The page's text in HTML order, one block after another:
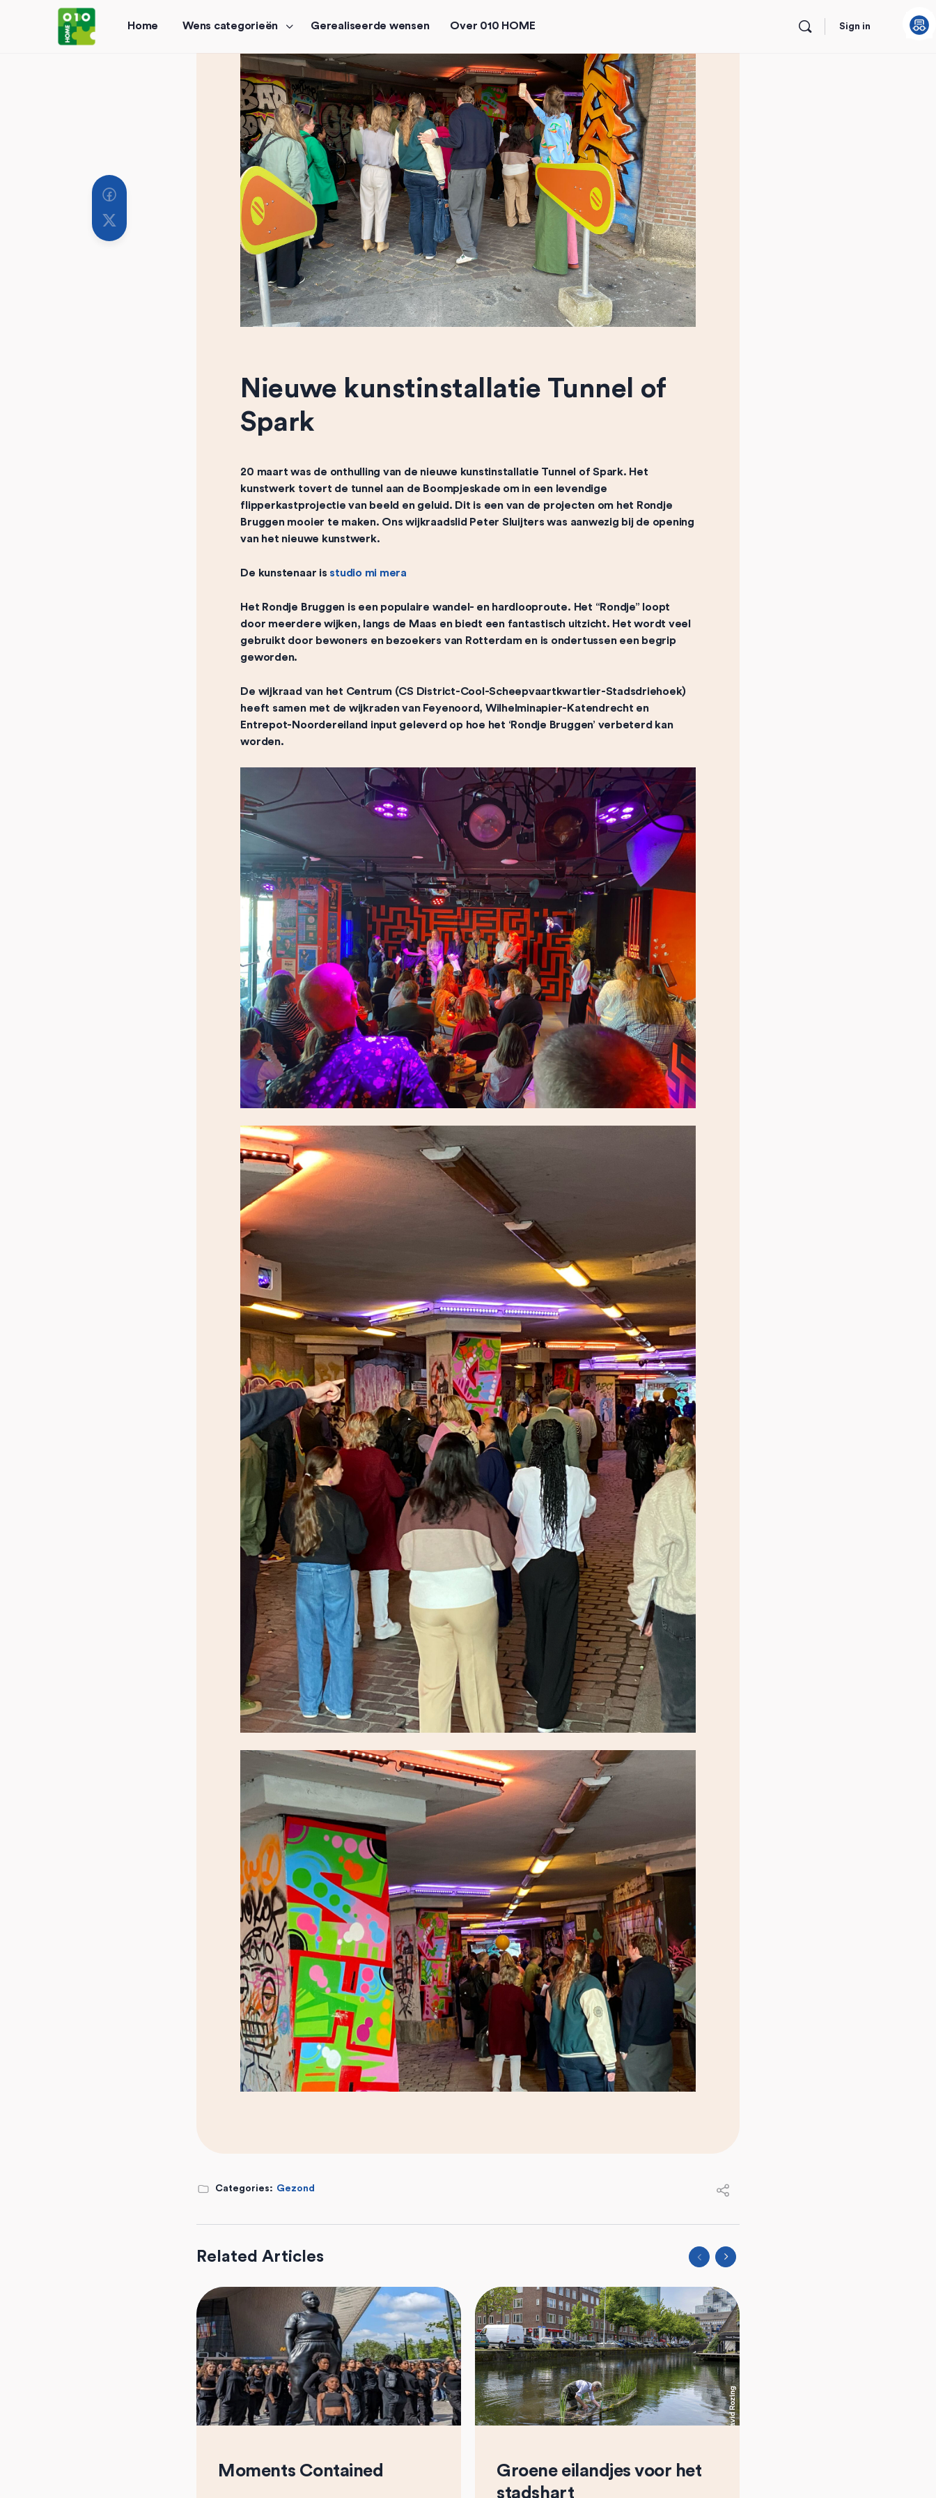
Home Wens categorieën Gerealiseerde wensen Over 010 HOME Sign in
Nieuwe kunstinstallatie Tunnel of
Spark
20 maart was de onthulling van de nieuwe kunstinstallatie Tunnel of Spark. Het
kunstwerk tovert de tunnel aan de Boompjeskade om in een levendige
flipperkastprojectie van beeld en geluid. Dit is een van de projecten om het Rondje
Bruggen mooier te maken. Ons wijkraadslid Peter Sluijters was aanwezig bij de opening
van het nieuwe kunstwerk.
De kunstenaar is studio mi mera
Het Rondje Bruggen is een populaire wandel- en hardlooproute. Het “Rondje” loopt
door meerdere wijken, langs de Maas en biedt een fantastisch uitzicht. Het wordt veel
gebruikt door bewoners en bezoekers van Rotterdam en is ondertussen een begrip
geworden.
De wijkraad van het Centrum (CS District-Cool-Scheepvaartkwartier-Stadsdriehoek)
heeft samen met de wijkraden van Feyenoord, Wilhelminapier-Katendrecht en
Entrepot-Noordereiland input geleverd op hoe het ‘Rondje Bruggen’ verbeterd kan
worden.
Categories: Gezond
Related Articles
Moments Contained
Groene eilandjes voor het
stadshart